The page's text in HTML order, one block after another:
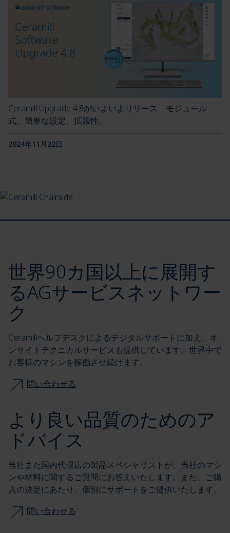
Ceramill Upgrade 4.8がいよいよリリース – モジュール
式、簡単な設定、拡張性。
2024年11月22日
世界90カ国以上に展開す
るAGサービスネットワー
ク
Ceramillヘルプデスクによるデジタルサポートに加え、オ
ンサイトテクニカルサービスも提供しています。世界中で
お客様のマシンを稼働させ続けます。
問い合わせる
より良い品質のためのア
ドバイス
当社また国内代理店の製品スペシャリストが、当社のマシ
ンや材料に関するご質問にお答えいたします。また、ご購
入の決定にあたり、個別にサポートをご提供いたします。
問い合わせる